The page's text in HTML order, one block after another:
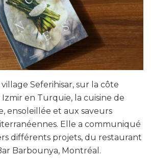
Seferihisar, sur la côte
en Turquie, la cuisine de
ensoleillée et aux saveurs
Elle a communiqué
différents projets, du restaurant
Barbounya, Montréal.